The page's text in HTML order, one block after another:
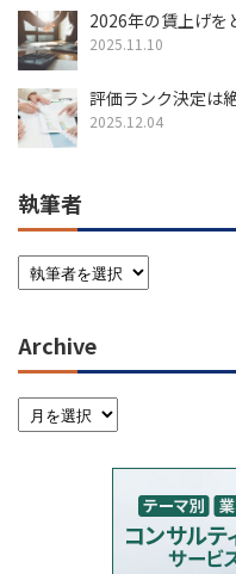
2026年の賃上げを
2025.11.10
評価ランク決定は
2025.12.04
執筆者
Archive